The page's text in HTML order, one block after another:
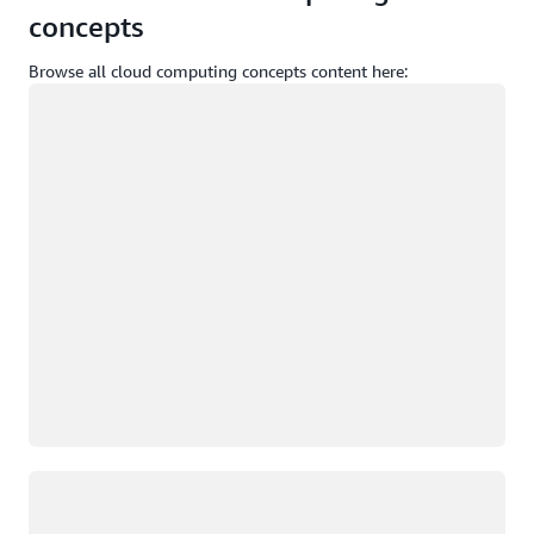
concepts
Browse all cloud computing concepts content here: